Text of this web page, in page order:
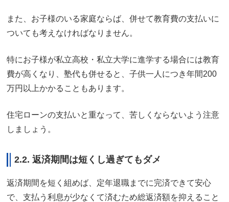
また、お子様のいる家庭ならば、併せて教育費の支払いに
ついても考えなければなりません。
特にお子様が私立高校・私立大学に進学する場合には教育
費が高くなり、塾代も併せると、子供一人につき年間200
万円以上かかることもあります。
住宅ローンの支払いと重なって、苦しくならないよう注意
しましょう。
2.2. 返済期間は短くし過ぎてもダメ
返済期間を短く組めば、定年退職までに完済できて安心
で、支払う利息が少なくて済むため総返済額を抑えること